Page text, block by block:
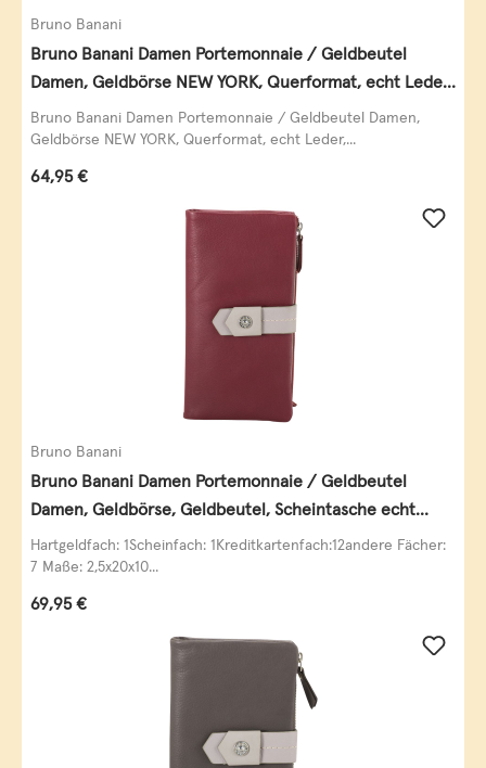
Bruno Banani
Bruno Banani Damen Portemonnaie / Geldbeutel
Damen, Geldbörse NEW YORK, Querformat, echt Leder,
schwarz
Bruno Banani Damen Portemonnaie / Geldbeutel Damen,
Geldbörse NEW YORK, Querformat, echt Leder,...
Regulärer Preis:
64,95 €
Bruno Banani
Bruno Banani Damen Portemonnaie / Geldbeutel
Damen, Geldbörse, Geldbeutel, Scheintasche echt
Leder
Hartgeldfach: 1Scheinfach: 1Kreditkartenfach:12andere Fächer:
7 Maße: 2,5x20x10...
Regulärer Preis:
69,95 €